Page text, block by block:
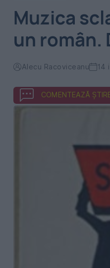
Muzica
un român.
Alecu Racoviceanu 14
COMENTEAZĂ